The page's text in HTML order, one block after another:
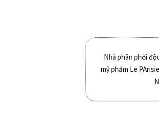
Nhà phân phối
mỹ phẩm Le